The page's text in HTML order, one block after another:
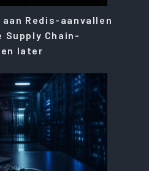
aan Redis-aanvallen
Chain-
en later